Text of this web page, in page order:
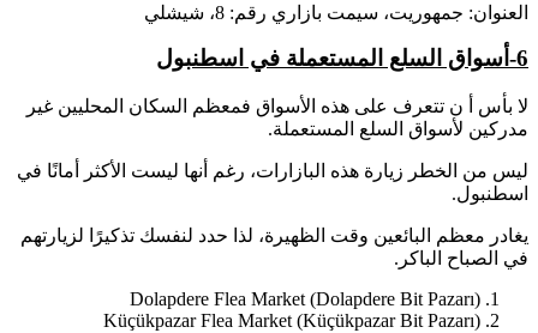
العنوان: جمهوريت، سيمت بازاري رقم: 8، شيشلي
6- أسواق السلع المستعملة في اسطنبول
لا بأس أ ن تتعرف على هذه الأسواق فمعظم السكان المحليين غير
مدركين لأسواق السلع المستعملة.
ليس من الخطر زيارة هذه البازارات، رغم أنها ليست الأكثر أمانًا في
اسطنبول.
يغادر معظم البائعين وقت الظهيرة، لذا حدد لنفسك تذكيرًا لزيارتهم
في الصباح الباكر.
Dolapdere Flea Market (Dolapdere Bit Pazarı)
Küçükpazar Flea Market (Küçükpazar Bit Pazarı)